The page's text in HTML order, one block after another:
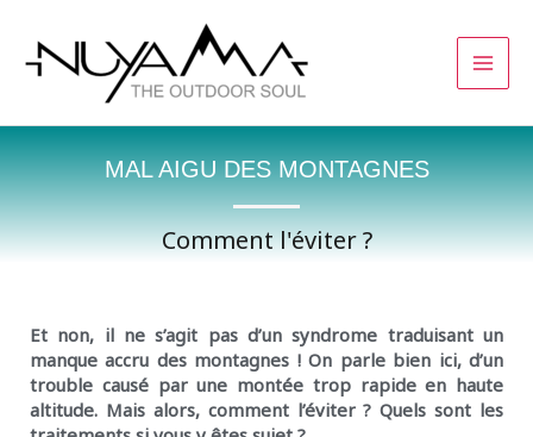
contenu
MAL AIGU DES MONTAGNES
Comment l'éviter ?
Et non, il ne s’agit pas d’un syndrome traduisant un
manque accru des montagnes ! On parle bien ici, d’un
trouble causé par une montée trop rapide en haute
altitude. Mais alors, comment l’éviter ? Quels sont les